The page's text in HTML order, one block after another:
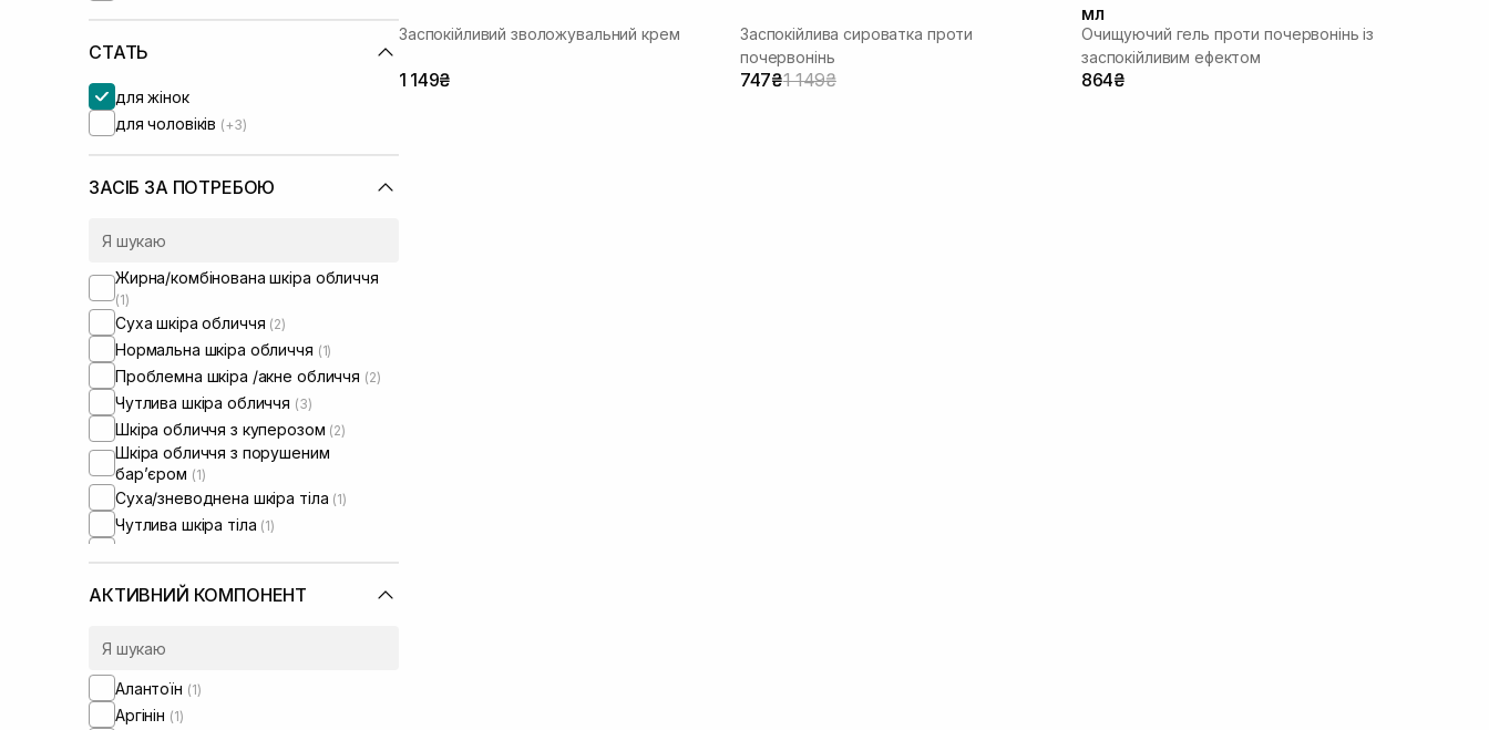
СТАТЬ
для жінок
для чоловіків (+3)
ЗАСІБ ЗА ПОТРЕБОЮ
Жирна/комбінована шкіра обличчя
(1)
Суха шкіра обличчя (2)
Нормальна шкіра обличчя (1)
Проблемна шкіра /акне обличчя (2)
Чутлива шкіра обличчя (3)
Шкіра обличчя з куперозом (2)
Шкіра обличчя з порушеним
барʼєром (1)
Суха/зневоднена шкіра тіла (1)
Чутлива шкіра тіла (1)
АКТИВНИЙ КОМПОНЕНТ
Алантоїн (1)
Аргінін (1)
Заспокійливий зволожувальний крем
1 149₴
Заспокійлива сироватка проти
почервонінь
747₴1 149₴
мл
Очищуючий гель проти почервонінь із
заспокійливим ефектом
864₴